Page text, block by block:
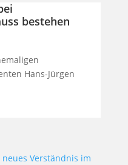
bestehen
Hans-Jürgen